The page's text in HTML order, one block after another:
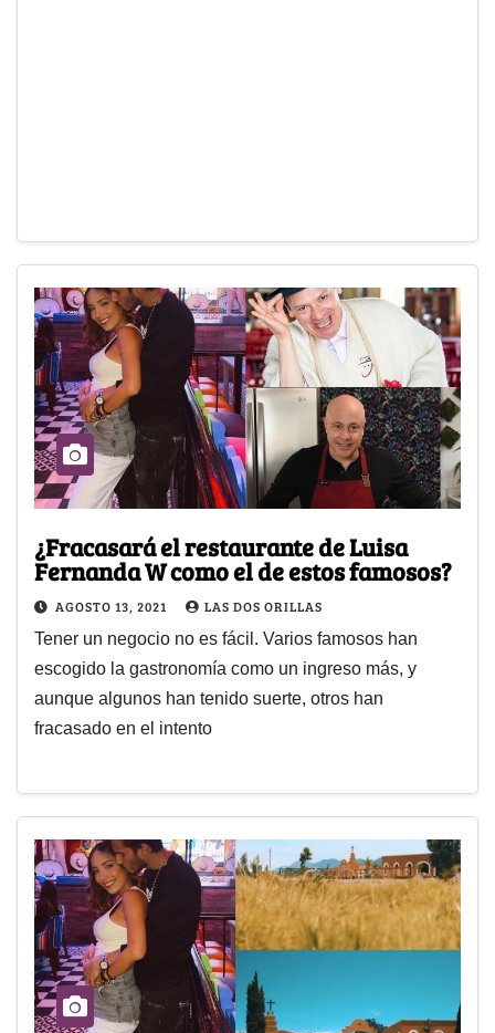
¿Fracasará el restaurante de Luisa
Fernanda W como el de estos famosos?
AGOSTO 13, 2021 LAS DOS ORILLAS
Tener un negocio no es fácil. Varios famosos han
escogido la gastronomía como un ingreso más, y
aunque algunos han tenido suerte, otros han
fracasado en el intento